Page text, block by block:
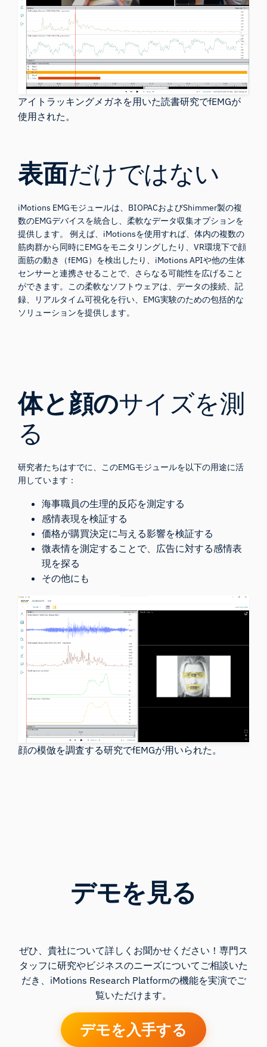
アイトラッキングメガネを用いた読書研究でfEMGが
使用された。
表面だけではない
iMotions EMGモジュールは、BIOPACおよびShimmer製の複
数のEMGデバイスを統合し、柔軟なデータ収集オプションを
提供します。 例えば、iMotionsを使用すれば、体内の複数の
筋肉群から同時にEMGをモニタリングしたり、VR環境下で顔
面筋の動き（fEMG）を検出したり、iMotions APIや他の生体
センサーと連携させることで、さらなる可能性を広げること
ができます。この柔軟なソフトウェアは、データの接続、記
録、リアルタイム可視化を行い、EMG実験のための包括的な
ソリューションを提供します。
体と顔のサイズを測
る
研究者たちはすでに、このEMGモジュールを以下の用途に活
用しています：
海事職員の生理的反応を測定する
感情表現を検証する
価格が購買決定に与える影響を検証する
微表情を測定することで、広告に対する感情表
現を探る
その他にも
顔の模倣を調査する研究でfEMGが用いられた。
デモを見る
ぜひ、貴社について詳しくお聞かせください！専門ス
タッフに研究やビジネスのニーズについてご相談いた
だき、iMotions Research Platformの機能を実演でご
覧いただけます。
デモを入手する